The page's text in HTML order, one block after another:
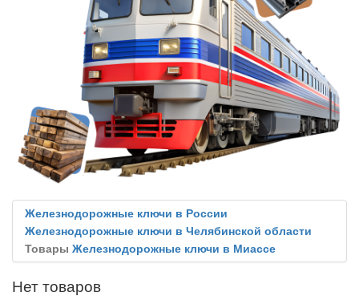
Железнодорожные ключи в России
Железнодорожные ключи в Челябинской области
Товары Железнодорожные ключи в Миассе
Нет товаров